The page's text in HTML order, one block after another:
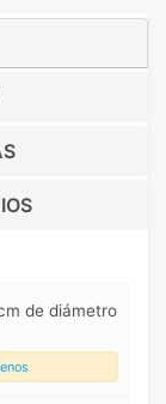
de diámetro